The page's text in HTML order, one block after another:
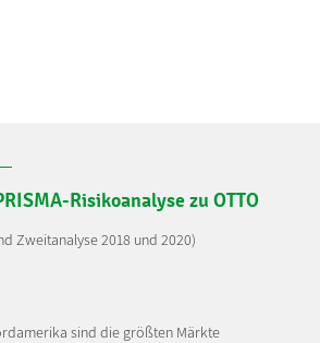
Risikoanalyse zu OTTO
Zweitanalyse 2018 und 2020)
sind die größten Märkte